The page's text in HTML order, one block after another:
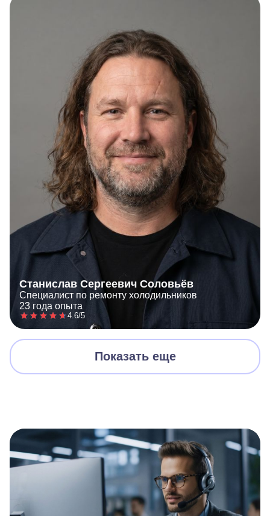
Станислав Сергеевич Соловьёв
Специалист по ремонту холодильников
23 года опыта
4.6/5
Показать еще